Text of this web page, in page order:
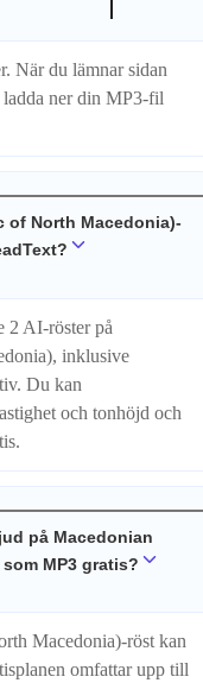
När du lämnar sidan
ner din MP3-fil
of North Macedonia)-
2 AI-röster på
inklusive
Du kan
och tonhöjd och
på Macedonian
MP3 gratis?
Macedonia)-röst kan
omfattar upp till